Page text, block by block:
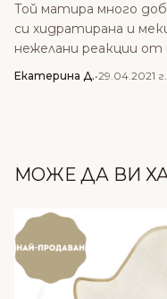
Той матира много
си хидратирана и
нежелани реакции от
Екатерина Д.•29.04.2021 г.
МОЖЕ ДА ВИ